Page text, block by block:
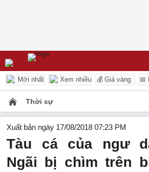
Mới nhất Xem nhiều 💰 Giá vàng 📅
Thời sự
Xuất bản ngày 17/08/2018 07:23 PM
Tàu cá của ngư
Ngãi bị chìm trên